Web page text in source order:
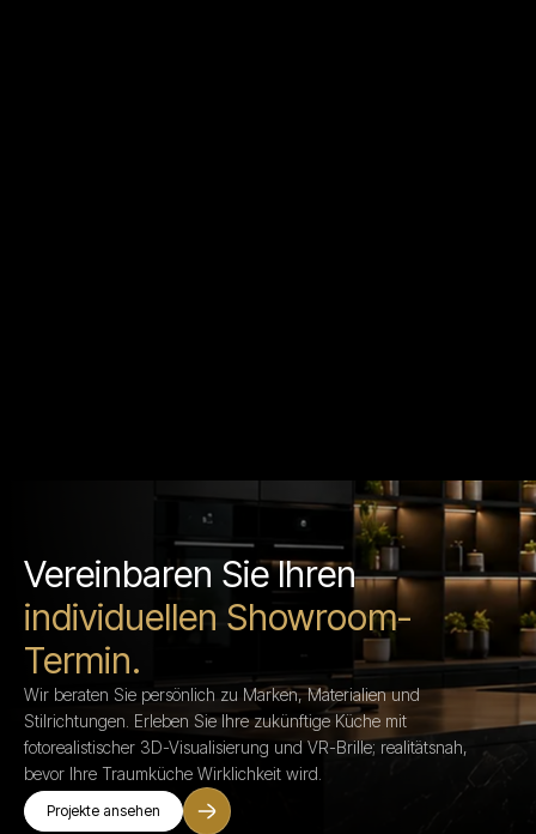
Vereinbaren Sie Ihren
individuellen Showroom-
Termin.
Wir beraten Sie persönlich zu Marken, Materialien und
Stilrichtungen. Erleben Sie Ihre zukünftige Küche mit
fotorealistischer 3D-Visualisierung und VR-Brille; realitätsnah,
bevor Ihre Traumküche Wirklichkeit wird.
Projekte ansehen